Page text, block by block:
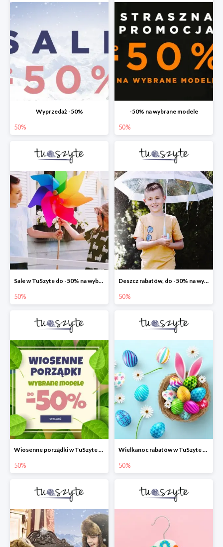
Wyprzedaż -50%
50%
-50% na wybrane modele
50%
Sale w TuSzyte do -50% na wybrane modele
50%
Deszcz rabatów, do -50% na wybrane modele
50%
Wiosenne porządki w TuSzyte - wybrane modele do -50%
50%
Wielkanoc rabatów w TuSzyte do -50%
50%